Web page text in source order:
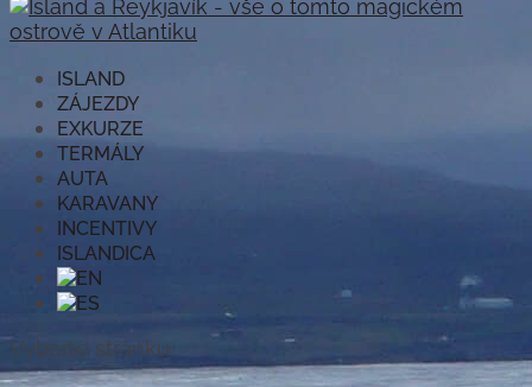
ISLAND
ZÁJEZDY
EXKURZE
TERMÁLY
AUTA
KARAVANY
INCENTIVY
ISLANDICA
Vyberte stránku